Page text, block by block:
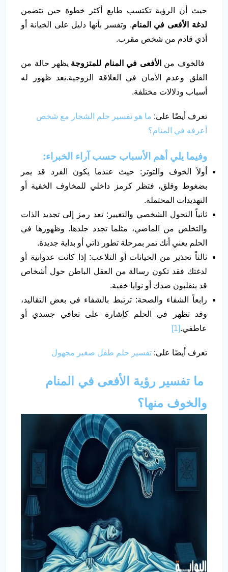
حيث أن الرؤية تكتسب طابع أكثر خطوة حين تتضمن
لدغة الأفعى في المنام. وتفسر بأنها دليل على الخيانة أو
أذي قادم من شخص مقرب.
فالخوف من الأفعى في المنام للمتزوجة يظهر حالة من
القلق وعدم الأمان في العلاقة الزوجية.يعد ظهور له
أسباب ودلالات مختلفة.
تعرف أيضًا على: ما هو تفسير حلم الشجار مع شخص
أعرفه في المنام؟
وفيما يلي أهم الأسباب حسب آراء الخبراء:
أولاً الخوف والتوتر: حيث عندما يكون الفرد قد يمر
بضغوط وقلق، فتظر كرمز داخلي للمخاوف الخفية أو
التهديدات المحتملة.
ثانياً التحول الشخصي والتغيير: تعد رمز إلى تجديد الذات
والتخلص من الماضي، مثلما تجدد جلدها. وظهورها في
الحلم يعني أنك تمر بمرحلة تطور ذاتي أو بداية جديدة.
ثالثاً تحذير من الخيانات أو التلاعب: إذا كانت عدوانية أو
لدغتك فقد تكون رسالة من العقل الباطن حول أشخاص
قد ينقلبون ضدك أو نوايا خفية.
رابعاً الشفاء والصحة: ترتبط بالشفاء في بعض التقاليد،
وقد تظهر في الحلم كإشارة على تعافي جسدي أو
عاطفي.[1]
تعرف أيضًا على: تفسير حلم طفل صغير مجهول
ما تفسير رؤية الأفعى في المنام
والخوف منها؟